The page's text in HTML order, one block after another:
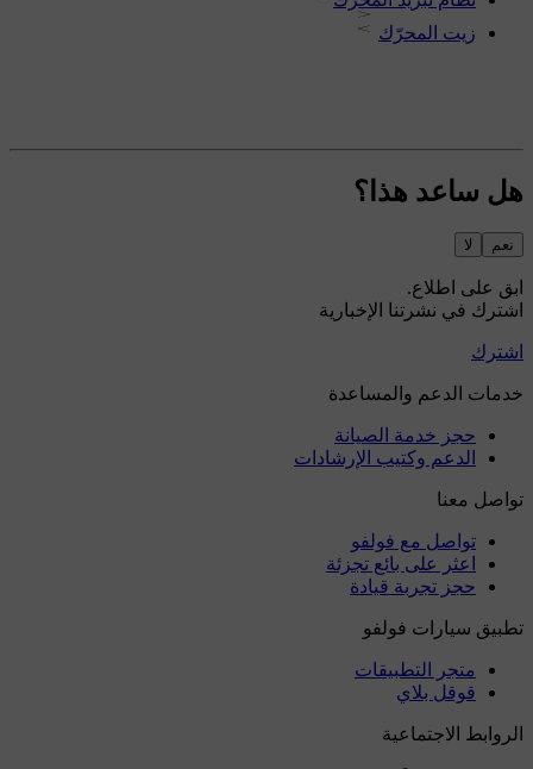
زيت المحرّك
هل ساعد هذا؟
نعم لا